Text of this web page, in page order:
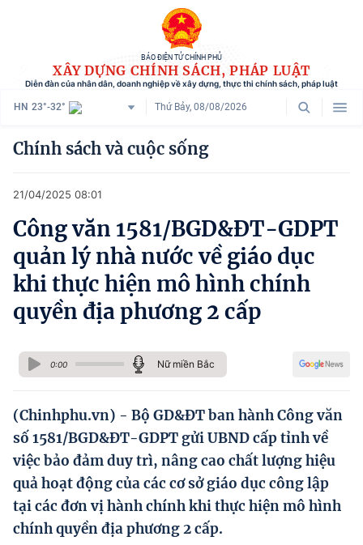
BÁO ĐIỆN TỬ CHÍNH PHỦ
XÂY DỰNG CHÍNH SÁCH, PHÁP LUẬT
Diễn đàn của nhân dân, doanh nghiệp về xây dựng, thực thi chính sách, pháp luật
HN 23°-32° Thứ Bảy, 08/08/2026
Danh mục
Tham vấn chính sách
Người dân góp ý
Doanh nghiệp hiến kế
Hướng dẫn thực hiện chính sách
Phát triển kinh tế tư nhân và doanh nghiệp dân tộc
Ocop và chuỗi giá trị Nông sản
Kinh tế tư nhân
Doanh nghiệp dân tộc
Khác
Chính sách và cuộc sống
21/04/2025 08:01
Công văn 1581/BGD&ĐT-GDPT
quản lý nhà nước về giáo dục
khi thực hiện mô hình chính
quyền địa phương 2 cấp
0:00 Nữ miền Bắc
(Chinhphu.vn) - Bộ GD&ĐT ban hành Công văn
số 1581/BGD&ĐT-GDPT gửi UBND cấp tỉnh về
việc bảo đảm duy trì, nâng cao chất lượng hiệu
quả hoạt động của các cơ sở giáo dục công lập
tại các đơn vị hành chính khi thực hiện mô hình
chính quyền địa phương 2 cấp.